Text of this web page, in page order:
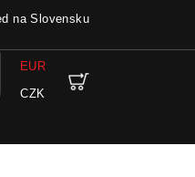
na Slovensku
EUR
CZK
košík